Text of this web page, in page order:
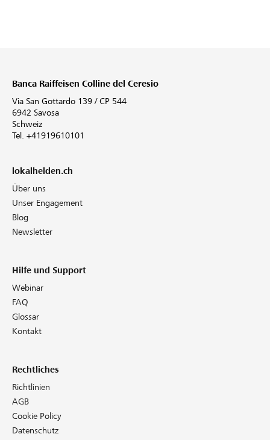
Banca Raiffeisen Colline del Ceresio
Via San Gottardo 139 / CP 544
6942 Savosa
Schweiz
Tel. +41919610101
lokalhelden.ch
Über uns
Unser Engagement
Blog
Newsletter
Hilfe und Support
Webinar
FAQ
Glossar
Kontakt
Rechtliches
Richtlinien
AGB
Cookie Policy
Datenschutz